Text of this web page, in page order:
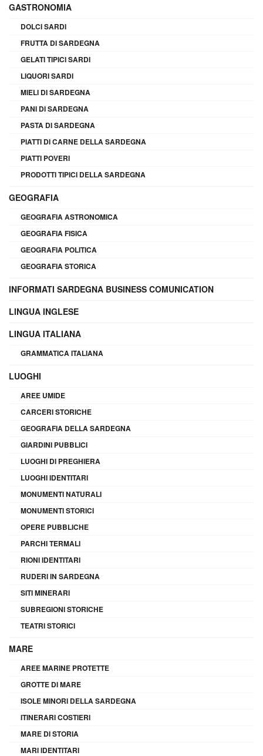
GASTRONOMIA
DOLCI SARDI
FRUTTA DI SARDEGNA
GELATI TIPICI SARDI
LIQUORI SARDI
MIELI DI SARDEGNA
PANI DI SARDEGNA
PASTA DI SARDEGNA
PIATTI DI CARNE DELLA SARDEGNA
PIATTI POVERI
PRODOTTI TIPICI DELLA SARDEGNA
GEOGRAFIA
GEOGRAFIA ASTRONOMICA
GEOGRAFIA FISICA
GEOGRAFIA POLITICA
GEOGRAFIA STORICA
INFORMATI SARDEGNA BUSINESS COMUNICATION
LINGUA INGLESE
LINGUA ITALIANA
GRAMMATICA ITALIANA
LUOGHI
AREE UMIDE
CARCERI STORICHE
GEOGRAFIA DELLA SARDEGNA
GIARDINI PUBBLICI
LUOGHI DI PREGHIERA
LUOGHI IDENTITARI
MONUMENTI NATURALI
MONUMENTI STORICI
OPERE PUBBLICHE
PARCHI TERMALI
RIONI IDENTITARI
RUDERI IN SARDEGNA
SITI MINERARI
SUBREGIONI STORICHE
TEATRI STORICI
MARE
AREE MARINE PROTETTE
GROTTE DI MARE
ISOLE MINORI DELLA SARDEGNA
ITINERARI COSTIERI
MARE DI STORIA
MARI IDENTITARI